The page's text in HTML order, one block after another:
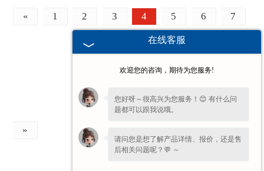
« 1 2 3 4 5 6 7
»
在线客服
欢迎您的咨询，期待为您服务!
您好呀～很高兴为您服务！😊 有什么问
题都可以跟我说哦。
请问您是想了解产品详情、报价，还是售
后相关问题呢？💬 ～